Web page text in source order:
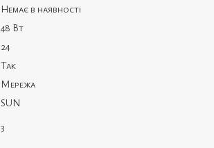
Немає в наявності
48 Вт
24
Так
Мережа
SUN
3